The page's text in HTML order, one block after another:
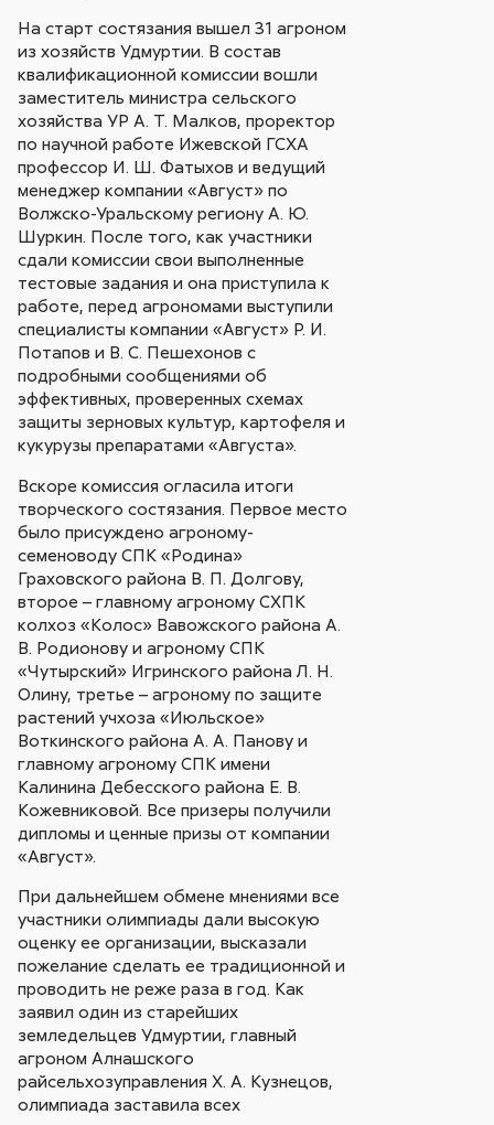
На старт состязания вышел 31 агроном
из хозяйств Удмуртии. В состав
квалификационной комиссии вошли
заместитель министра сельского
хозяйства УР А. Т. Малков, проректор
по научной работе Ижевской ГСХА
профессор И. Ш. Фатыхов и ведущий
менеджер компании «Август» по
Волжско-Уральскому региону А. Ю.
Шуркин. После того, как участники
сдали комиссии свои выполненные
тестовые задания и она приступила к
работе, перед агрономами выступили
специалисты компании «Август» Р. И.
Потапов и В. С. Пешехонов с
подробными сообщениями об
эффективных, проверенных схемах
защиты зерновых культур, картофеля и
кукурузы препаратами «Августа».
Вскоре комиссия огласила итоги
творческого состязания. Первое место
было присуждено агроному-
семеноводу СПК «Родина»
Граховского района В. П. Долгову,
второе – главному агроному СХПК
колхоз «Колос» Вавожского района А.
В. Родионову и агроному СПК
«Чутырский» Игринского района Л. Н.
Олину, третье – агроному по защите
растений учхоза «Июльское»
Воткинского района А. А. Панову и
главному агроному СПК имени
Калинина Дебесского района Е. В.
Кожевниковой. Все призеры получили
дипломы и ценные призы от компании
«Август».
При дальнейшем обмене мнениями все
участники олимпиады дали высокую
оценку ее организации, высказали
пожелание сделать ее традиционной и
проводить не реже раза в год. Как
заявил один из старейших
земледельцев Удмуртии, главный
агроном Алнашского
райсельхозуправления Х. А. Кузнецов,
олимпиада заставила всех